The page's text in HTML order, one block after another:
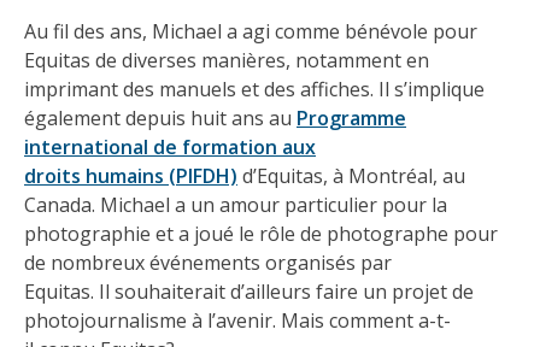
Au fil des ans, Michael a agi comme bénévole pour
Equitas de diverses manières, notamment en
imprimant des manuels et des affiches. Il s’implique
également depuis huit ans au Programme
international de formation aux
droits humains (PIFDH) d’Equitas, à Montréal, au
Canada. Michael a un amour particulier pour la
photographie et a joué le rôle de photographe pour
de nombreux événements organisés par
Equitas. Il souhaiterait d’ailleurs faire un projet de
photojournalisme à l’avenir. Mais comment a-t-